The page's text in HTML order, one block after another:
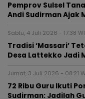
Pemprov Sulsel
Andi Sudirman Ajak
Sabtu, 4 Juli 2026 - 17:38
Tradisi ‘Massari’
Desa Lattekko Jadi
Jumat, 3 Juli 2026 - 08:21
72 Ribu Guru Ikuti
Sudirman: Jadilah